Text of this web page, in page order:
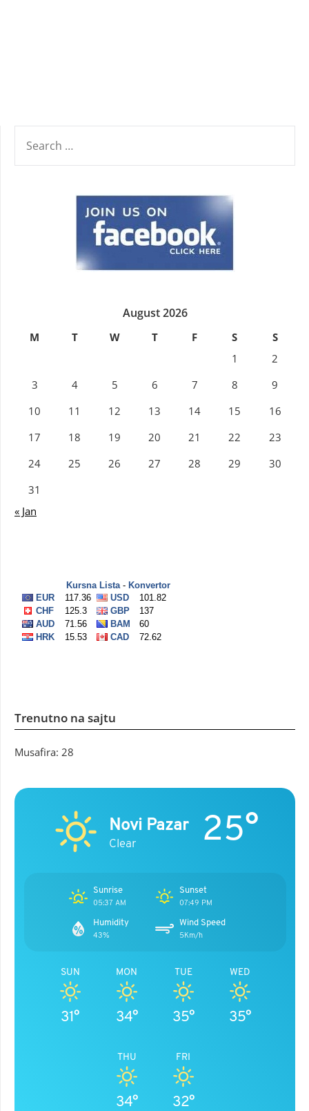
FOR:
August 2026
M T W T F S
S
1
2
3
4 5 6 7 8
9
10
11 12 13 14 15
16
17
18 19 20 21 22
23
24
25 26 27 28 29
30
31
« Jan
Trenutno na sajtu
Musafira: 28
Novi Pazar
Clear 25°
Sunrise
05:37 AM
Sunset
07:49 PM
Humidity
43%
Wind Speed
5Km/h
SUN
31°
MON
34°
TUE
35°
WED
35°
THU
34°
FRI
32°